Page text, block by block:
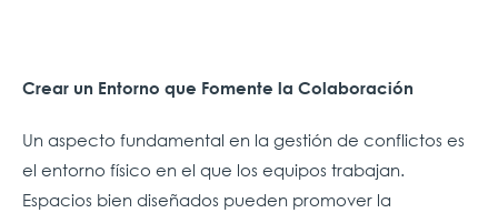
Crear un Entorno que Fomente la Colaboración
Un aspecto fundamental en la gestión de conflictos es
el entorno físico en el que los equipos trabajan.
Espacios bien diseñados pueden promover la